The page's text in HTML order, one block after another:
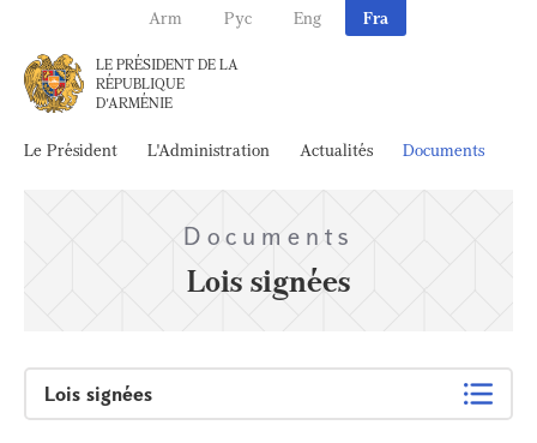
Arm Рус Eng Fra
LE PRÉSIDENT DE LA
RÉPUBLIQUE
D'ARMÉNIE
Le Président L'Administration Actualités Documents
Documents
Lois signées
Lois signées